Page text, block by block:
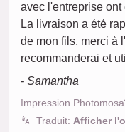
avec l'entreprise
La livraison a été
de mon fils, merci à
recommanderai et
- Samantha
Impression
Traduit: Afficher